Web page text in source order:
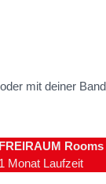
mit deiner
FREIRAUM
1 Monat Laufzeit